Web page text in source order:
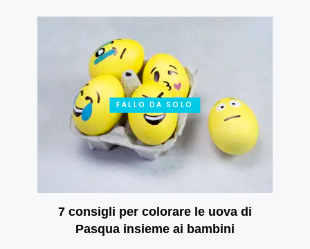
FALLO DA SOLO
7 consigli per colorare le uova di
Pasqua insieme ai bambini